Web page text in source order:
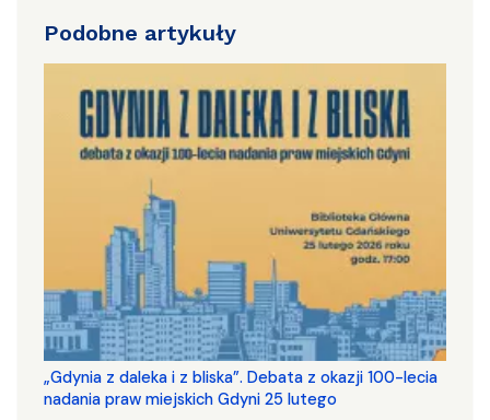
Podobne artykuły
„Gdynia z daleka i z bliska”. Debata z okazji 100-lecia
nadania praw miejskich Gdyni 25 lutego